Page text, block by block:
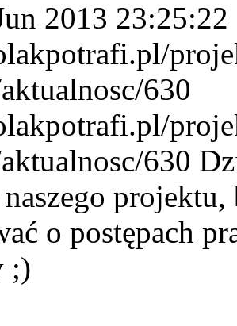
2013
630
630
o postępach
;)